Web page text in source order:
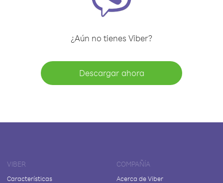
¿Aún no tienes Viber?
Descargar ahora
VIBER
Características
COMPAÑÍA
Acerca de Viber